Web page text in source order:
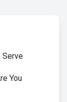
Serve
You